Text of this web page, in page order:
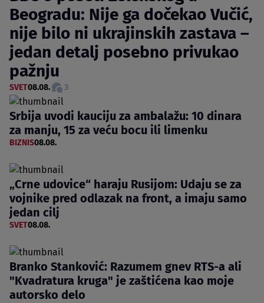
Beogradu: Nije ga dočekao Vučić,
nije bilo ni ukrajinskih zastava –
jedan detalj posebno privukao
pažnju
SVET08.08. 3
Srbija uvodi kauciju za ambalažu: 10 dinara
za manju, 15 za veću bocu ili limenku
BIZNIS08.08.
„Crne udovice“ haraju Rusijom: Udaju se za
vojnike pred odlazak na front, a imaju samo
jedan cilj
SVET08.08.
Branko Stanković: Razumem gnev RTS-a ali
"Kvadratura kruga" je zaštićena kao moje
autorsko delo